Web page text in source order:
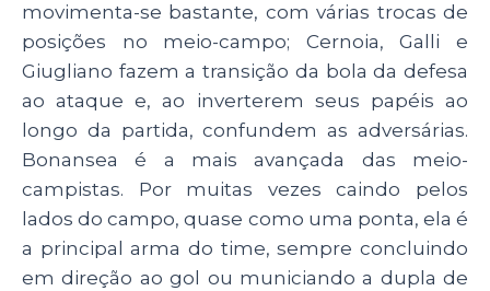
movimenta-se bastante, com várias trocas de
posições no meio-campo; Cernoia, Galli e
Giugliano fazem a transição da bola da defesa
ao ataque e, ao inverterem seus papéis ao
longo da partida, confundem as adversárias.
Bonansea é a mais avançada das meio-
campistas. Por muitas vezes caindo pelos
lados do campo, quase como uma ponta, ela é
a principal arma do time, sempre concluindo
em direção ao gol ou municiando a dupla de